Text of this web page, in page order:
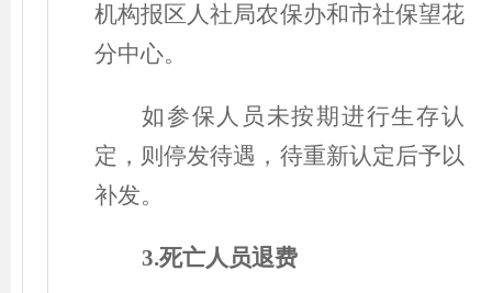
机构报区人社局农保办和市社保望花
分中心。
如参保人员未按期进行生存认
定，则停发待遇，待重新认定后予以
补发。
3.死亡人员退费